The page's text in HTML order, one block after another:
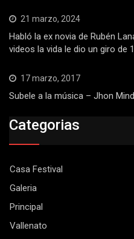
21 marzo, 2024
Habló la ex novia de Rubén
videos la vida le dio un giro de
17 marzo, 2017
Subele a la música – Jhon
Categorias
Casa Festival
Galeria
Principal
Vallenato